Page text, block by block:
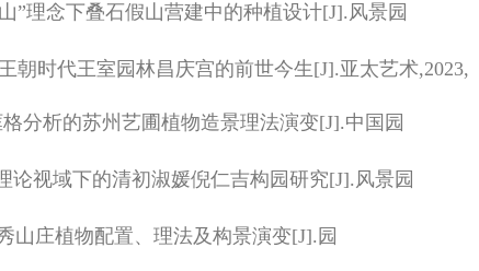
”理念下叠石假山营建中的种植设计[J]. 风景园
时代王室园林昌庆宫的前世今生[J].亚太艺术,2023,
分析的苏州艺圃植物造景理法演变[J].中国园
论视域下的清初淑媛倪仁吉构园研究[J]. 风景园
山庄植物配置、理法及构景演变[J]. 园